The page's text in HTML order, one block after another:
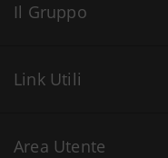
Il Gruppo
Link Utili
Area Utente